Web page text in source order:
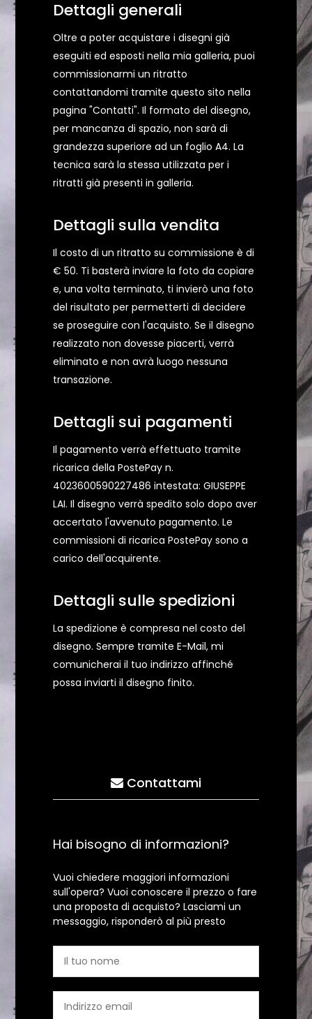
Dettagli generali
Oltre a poter acquistare i disegni già
eseguiti ed esposti nella mia galleria, puoi
commissionarmi un ritratto
contattandomi tramite questo sito nella
pagina "Contatti". Il formato del disegno,
per mancanza di spazio, non sarà di
grandezza superiore ad un foglio A4. La
tecnica sarà la stessa utilizzata per i
ritratti già presenti in galleria.
Dettagli sulla vendita
Il costo di un ritratto su commissione è di
€ 50. Ti basterà inviare la foto da copiare
e, una volta terminato, ti invierò una foto
del risultato per permetterti di decidere
se proseguire con l'acquisto. Se il disegno
realizzato non dovesse piacerti, verrà
eliminato e non avrà luogo nessuna
transazione.
Dettagli sui pagamenti
Il pagamento verrà effettuato tramite
ricarica della PostePay n.
4023600590227486 intestata: GIUSEPPE
LAI. Il disegno verrà spedito solo dopo aver
accertato l'avvenuto pagamento. Le
commissioni di ricarica PostePay sono a
carico dell'acquirente.
Dettagli sulle spedizioni
La spedizione è compresa nel costo del
disegno. Sempre tramite E-Mail, mi
comunicherai il tuo indirizzo affinché
possa inviarti il disegno finito.
Contattami
Hai bisogno di informazioni?
Vuoi chiedere maggiori informazioni
sull'opera? Vuoi conoscere il prezzo o fare
una proposta di acquisto? Lasciami un
messaggio, risponderò al più presto